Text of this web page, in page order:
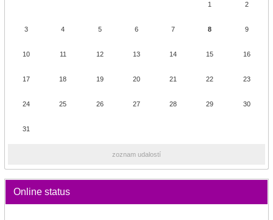
1 2
3 4 5 6 7 8 9
10 11 12 13 14 15 16
17 18 19 20 21 22 23
24 25 26 27 28 29 30
31
zoznam udalostí
Online status